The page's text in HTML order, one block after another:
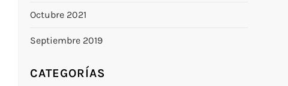
Octubre 2021
Septiembre 2019
CATEGORÍAS